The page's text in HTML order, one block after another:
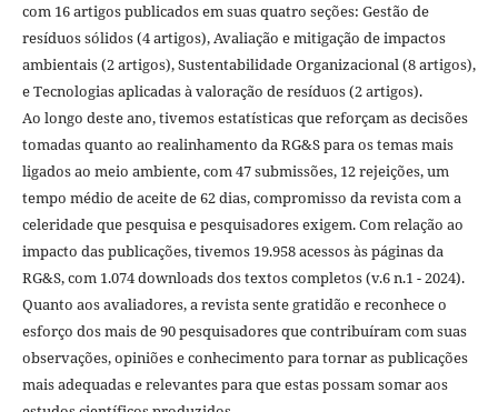
com 16 artigos publicados em suas quatro seções: Gestão de
resíduos sólidos (4 artigos), Avaliação e mitigação de impactos
ambientais (2 artigos), Sustentabilidade Organizacional (8 artigos),
e Tecnologias aplicadas à valoração de resíduos (2 artigos).
Ao longo deste ano, tivemos estatísticas que reforçam as decisões
tomadas quanto ao realinhamento da RG&S para os temas mais
ligados ao meio ambiente, com 47 submissões, 12 rejeições, um
tempo médio de aceite de 62 dias, compromisso da revista com a
celeridade que pesquisa e pesquisadores exigem. Com relação ao
impacto das publicações, tivemos 19.958 acessos às páginas da
RG&S, com 1.074 downloads dos textos completos (v.6 n.1 - 2024).
Quanto aos avaliadores, a revista sente gratidão e reconhece o
esforço dos mais de 90 pesquisadores que contribuíram com suas
observações, opiniões e conhecimento para tornar as publicações
mais adequadas e relevantes para que estas possam somar aos